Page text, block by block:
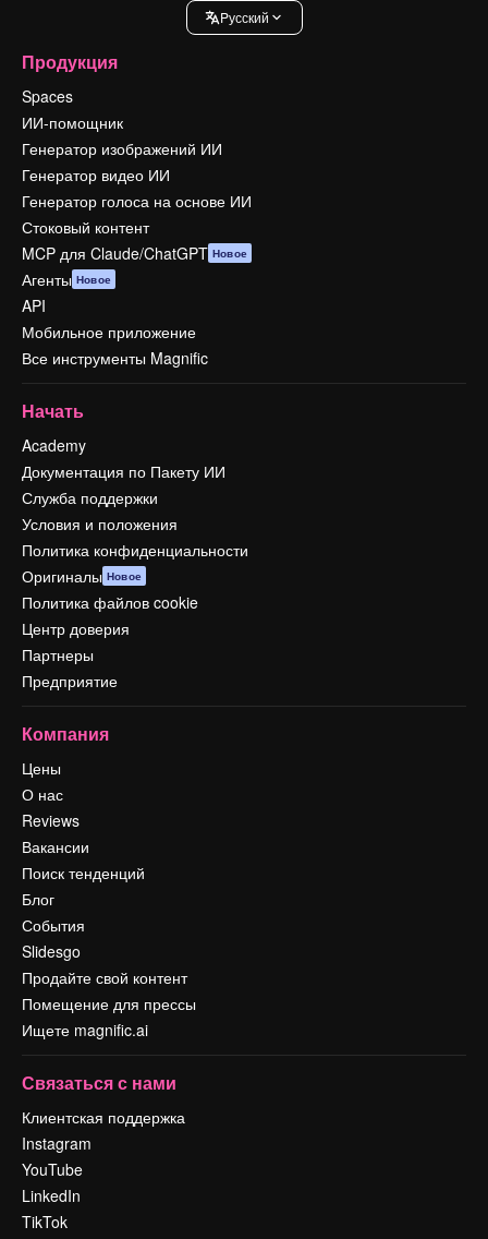
Pусский
Продукция
Spaces
ИИ-помощник
Генератор изображений ИИ
Генератор видео ИИ
Генератор голоса на основе ИИ
Стоковый контент
MCP для Claude/ChatGPT Новое
Агенты Новое
API
Мобильное приложение
Все инструменты Magnific
Начать
Academy
Документация по Пакету ИИ
Служба поддержки
Условия и положения
Политика конфиденциальности
Оригиналы Новое
Политика файлов cookie
Центр доверия
Партнеры
Предприятие
Компания
Цены
О нас
Reviews
Вакансии
Поиск тенденций
Блог
События
Slidesgo
Продайте свой контент
Помещение для прессы
Ищете magnific.ai
Связаться с нами
Клиентская поддержка
Instagram
YouTube
LinkedIn
TikTok